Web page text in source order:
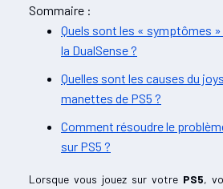
Sommaire :
Quels sont les « symptômes
la DualSense ?
Quelles sont les causes du
manettes de PS5 ?
Comment résoudre le
sur PS5 ?
Lorsque vous jouez sur votre PS5,